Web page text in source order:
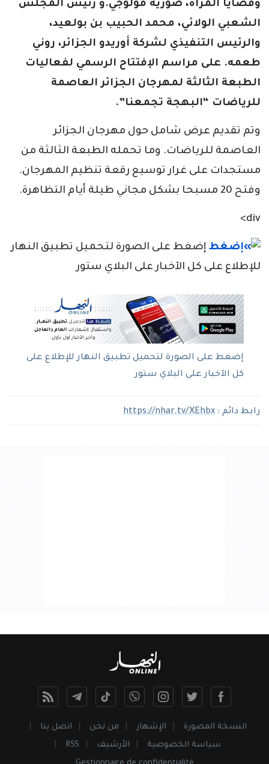
وقضايا المرأة، صورية مولوجي.و رئيس المجلس
الشعبي الولائي، محمد الحبيب بن بولعيد،
والرئيس التنفيذي لشركة أوريدو الجزائر، روني
طعمه. على مراسم الإفتتاح الرسمي لفعاليات
الطبعة الثالثة لمهرجان الجزائر العاصمة
للرياضات “البهجة تجمعنا”.
وتم تقديم عرض شامل حول مهرجان الجزائر
العاصمة للرياضات. وما تحمله الطبعة الثالثة من
مستجدات على غرار توسيع رقعة تنظيم المهرجان.
وفتح 20 مسبحا بشكل مجاني طيلة أيام التظاهرة.
div>
إضغط على الصورة لتحميل تطبيق النهار
للإطلاع على كل الآخبار على البلاي ستور
إضغط على الصورة لتحميل تطبيق النهار للإطلاع على
كل الآخبار على البلاي ستور
رابط دائم : https://nhar.tv/XEhbx
النسخة المصورة الإشهار من نحن
اتصل بنا
سياسة الخصوصية
الأرشيف
RSS